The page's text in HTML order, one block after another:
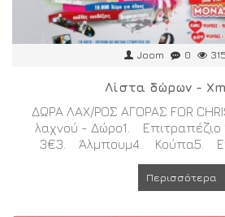
Joom 0
Λίστα δώρων -
ΔΩΡΑ ΛΑΧ/ΡΟΣ ΑΓΟΡΑΣ FOR
λαχνού - Δώρο1.
3€3. Άλμπουμ4. Κούπα5.
Περισσότερα